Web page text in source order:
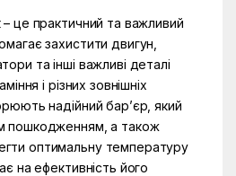
це практичний та важливий
захистити двигун,
та інші важливі деталі
і різних зовнішніх
надійний бар’єр, який
пошкодженням, а також
оптимальну температуру
на ефективність його